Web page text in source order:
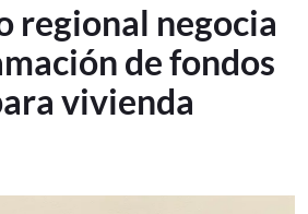
regional negocia
de fondos
vivienda